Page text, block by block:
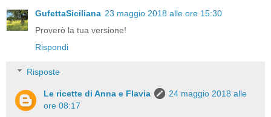
GufettaSiciliana 23 maggio 2018 alle ore 15:30
Proverò la tua versione!
Rispondi
Risposte
Le ricette di Anna e Flavia
24 maggio 2018 alle
ore 08:17